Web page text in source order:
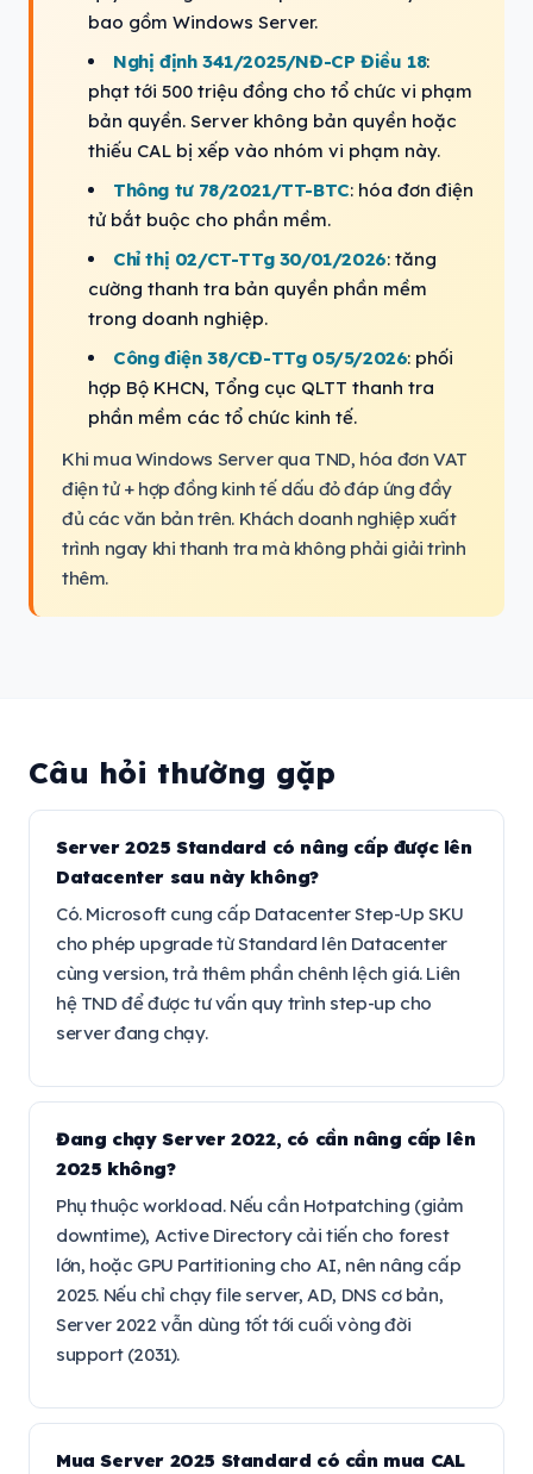
bao gồm Windows Server.
Nghị định 341/2025/NĐ-CP Điều 18:
phạt tới 500 triệu đồng cho tổ chức vi phạm
bản quyền. Server không bản quyền hoặc
thiếu CAL bị xếp vào nhóm vi phạm này.
Thông tư 78/2021/TT-BTC: hóa đơn điện
tử bắt buộc cho phần mềm.
Chỉ thị 02/CT-TTg 30/01/2026: tăng
cường thanh tra bản quyền phần mềm
trong doanh nghiệp.
Công điện 38/CĐ-TTg 05/5/2026: phối
hợp Bộ KHCN, Tổng cục QLTT thanh tra
phần mềm các tổ chức kinh tế.
Khi mua Windows Server qua TND, hóa đơn VAT
điện tử + hợp đồng kinh tế dấu đỏ đáp ứng đầy
đủ các văn bản trên. Khách doanh nghiệp xuất
trình ngay khi thanh tra mà không phải giải trình
thêm.
Câu hỏi thường gặp
Server 2025 Standard có nâng cấp được lên
Datacenter sau này không?
Có. Microsoft cung cấp Datacenter Step-Up SKU
cho phép upgrade từ Standard lên Datacenter
cùng version, trả thêm phần chênh lệch giá. Liên
hệ TND để được tư vấn quy trình step-up cho
server đang chạy.
Đang chạy Server 2022, có cần nâng cấp lên
2025 không?
Phụ thuộc workload. Nếu cần Hotpatching (giảm
downtime), Active Directory cải tiến cho forest
lớn, hoặc GPU Partitioning cho AI, nên nâng cấp
2025. Nếu chỉ chạy file server, AD, DNS cơ bản,
Server 2022 vẫn dùng tốt tới cuối vòng đời
support (2031).
Mua Server 2025 Standard có cần mua CAL